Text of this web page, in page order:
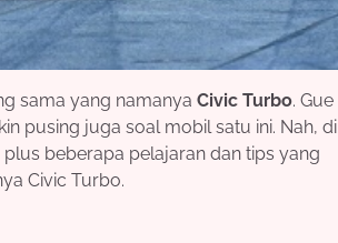
sama yang namanya Civic Turbo. Gue
pusing juga soal mobil satu ini. Nah, di
plus beberapa pelajaran dan tips yang
Civic Turbo.